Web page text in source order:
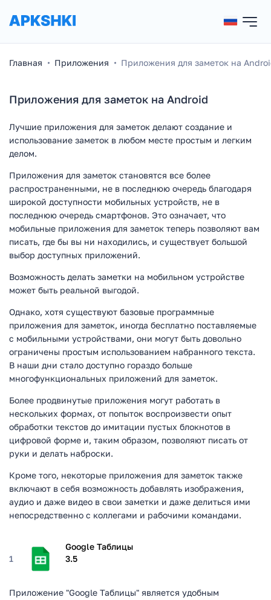
Главная Приложения Приложения для заметок на
Приложения для заметок на Android
Лучшие приложения для заметок делают создание и
использование заметок в любом месте простым и легким
делом.
Приложения для заметок становятся все более
распространенными, не в последнюю очередь благодаря
широкой доступности мобильных устройств, не в
последнюю очередь смартфонов. Это означает, что
мобильные приложения для заметок теперь позволяют вам
писать, где бы вы ни находились, и существует большой
выбор доступных приложений.
Возможность делать заметки на мобильном устройстве
может быть реальной выгодой.
Однако, хотя существуют базовые программные
приложения для заметок, иногда бесплатно поставляемые
с мобильными устройствами, они могут быть довольно
ограничены простым использованием набранного текста.
В наши дни стало доступно гораздо больше
многофункциональных приложений для заметок.
Более продвинутые приложения могут работать в
нескольких формах, от попыток воспроизвести опыт
обработки текстов до имитации пустых блокнотов в
цифровой форме и, таким образом, позволяют писать от
руки и делать наброски.
Кроме того, некоторые приложения для заметок также
включают в себя возможность добавлять изображения,
аудио и даже видео в свои заметки и даже делиться ими
непосредственно с коллегами и рабочими командами.
1
Google Таблицы
3.5
Приложение "Google Таблицы" является удобным